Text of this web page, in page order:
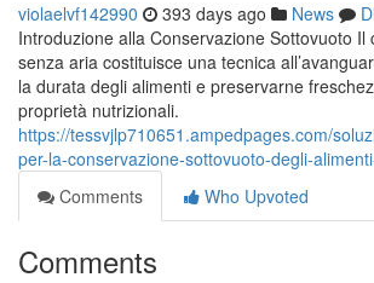
violaelvf142990 393 days ago News
Introduzione alla Conservazione Sottovuoto Il
senza aria costituisce una tecnica
la durata degli alimenti e preservarne
proprietà nutrizionali.
https://tessvjlp710651.ampedpages.com/
per-la-conservazione-sottovuoto-degli-
Comments
Who Upvoted
Comments